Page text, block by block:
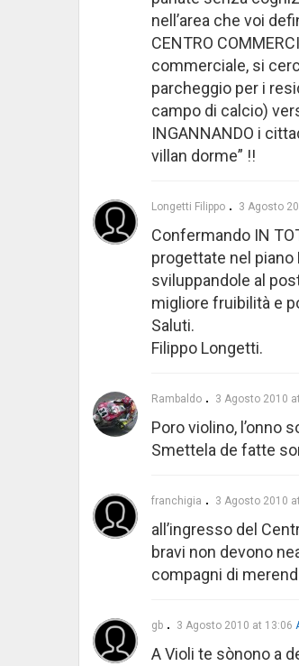
nell’area che voi
CENTRO
commerciale, si
parcheggio per i
campo di calcio)
INGANNANDO i
villan dorme” !!
Longetti Filippo 3 Agosto
Confermando IN
progettate nel
sviluppandole al
migliore fruibilità e
Saluti.
Filippo Longetti.
Rambaldo 3 Agosto 2010
Poro violino, l’onno
Smettela de fatte
franchigia 3 Agosto 2010
all’ingresso del
bravi non devono
compagni di
gb 3 Agosto 2010 at 13:06
A Violi te sònono a